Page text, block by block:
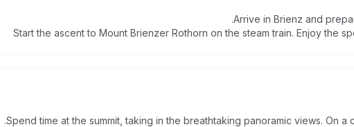
Arrive in Brienz and
Start the ascent to Mount Brienzer Rothorn on the steam train. Enjoy the
Spend time at the summit, taking in the breathtaking panoramic views. On a